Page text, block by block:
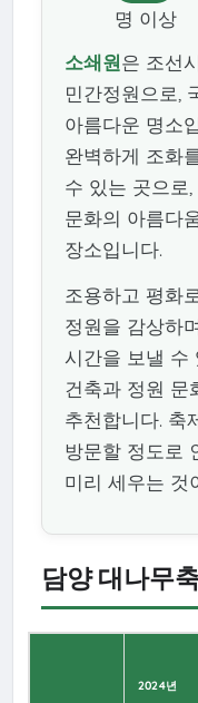
명 이상
소쇄원은 조선
민간정원으로,
아름다운 명소
완벽하게 조화
수 있는 곳으로
문화의 아름다
장소입니다.
조용하고 평화
정원을 감상하
시간을 보낼 수
건축과 정원 문
추천합니다. 축
방문할 정도로
미리 세우는 것
담양 대나무
2024년